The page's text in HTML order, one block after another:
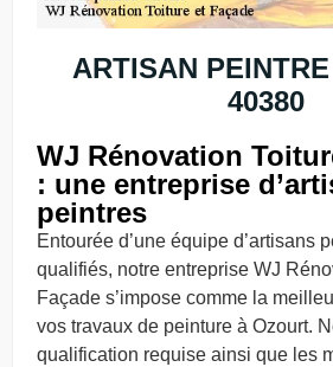
ARTISAN
40380
WJ Rénovation
: une entreprise
peintres
Entourée d’une équipe d’artisans
qualifiés, notre entreprise WJ
Façade s’impose comme la
vos travaux de peinture à Ozourt.
qualification requise ainsi que les